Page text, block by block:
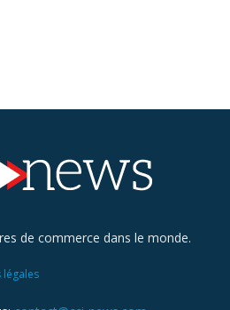
de commerce dans le monde.
légales